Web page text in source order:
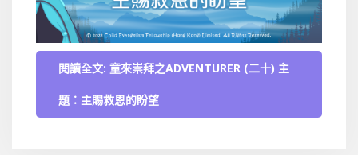
閱讀全文: 童來崇拜之ADVENTURER (二十) 主
題：主賜救恩的盼望